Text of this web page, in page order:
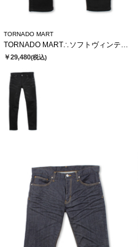
TORNADO MART
TORNADO MART∴ソフトヴィンテージスリムデニム
￥29,480(税込)